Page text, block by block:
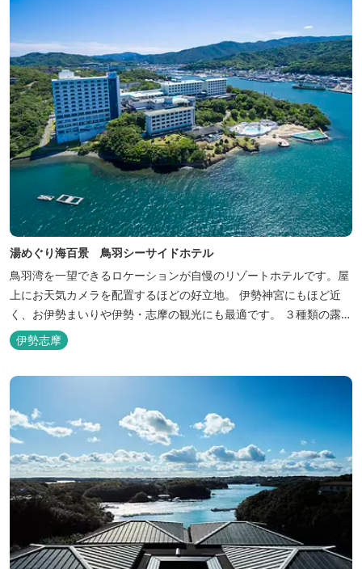
湯めぐり海百景 鳥羽シーサイドホテル
鳥羽湾を一望できるロケーションが自慢のリゾートホテルです。屋
上にお天気カメラを配置するほどの好立地。 伊勢神宮にもほど近
く、お伊勢まいりや伊勢・志摩の観光にも最適です。 ３種類の露天
風呂を備えた「風見の湯」をはじめ、趣の異なる３ヶ所の大浴場で
は、館内で湯めぐりが楽しめます。 また、露天風呂付客室や貸切家
伊勢志摩